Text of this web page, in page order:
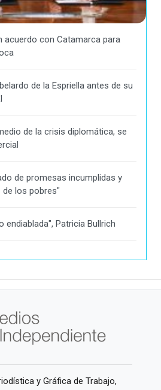
acuerdo con Catamarca para
de la Espriella antes de su
de la crisis diplomática, se
de promesas incumplidas y
de los pobres"
endiablada", Patricia Bullrich
y Gráfica de Trabajo,